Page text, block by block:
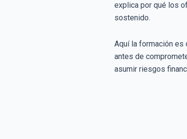
explica por qué los
sostenido.
Aquí la formación es
antes de
asumir riesgos